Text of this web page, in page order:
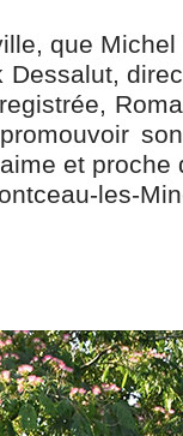
que
et proche
les-